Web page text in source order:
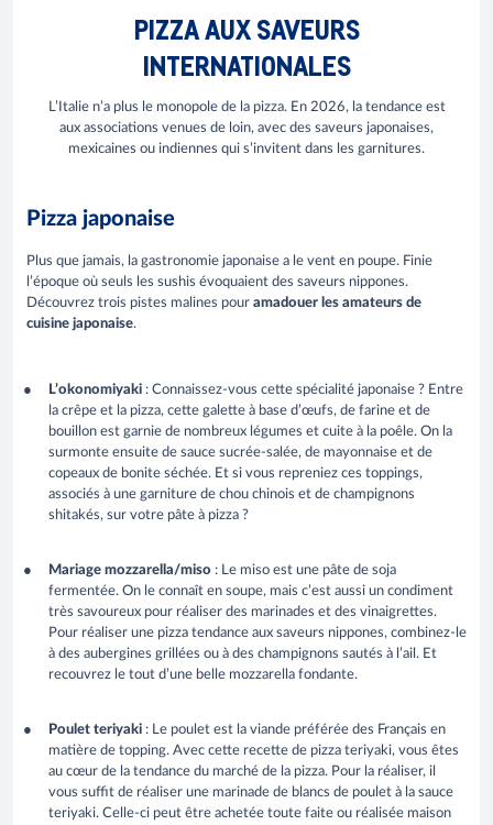
PIZZA AUX SAVEURS
INTERNATIONALES
L’Italie n’a plus le monopole de la pizza. En 2026, la tendance est
aux associations venues de loin, avec des saveurs japonaises,
mexicaines ou indiennes qui s’invitent dans les garnitures.
Pizza japonaise
Plus que jamais, la gastronomie japonaise a le vent en poupe. Finie
l’époque où seuls les sushis évoquaient des saveurs nippones.
Découvrez trois pistes malines pour amadouer les amateurs de
cuisine japonaise.
L’okonomiyaki : Connaissez-vous cette spécialité japonaise ? Entre
la crêpe et la pizza, cette galette à base d’œufs, de farine et de
bouillon est garnie de nombreux légumes et cuite à la poêle. On la
surmonte ensuite de sauce sucrée-salée, de mayonnaise et de
copeaux de bonite séchée. Et si vous repreniez ces toppings,
associés à une garniture de chou chinois et de champignons
shitakés, sur votre pâte à pizza ?
Mariage mozzarella/miso : Le miso est une pâte de soja
fermentée. On le connaît en soupe, mais c’est aussi un condiment
très savoureux pour réaliser des marinades et des vinaigrettes.
Pour réaliser une pizza tendance aux saveurs nippones, combinez-le
à des aubergines grillées ou à des champignons sautés à l’ail. Et
recouvrez le tout d’une belle mozzarella fondante.
Poulet teriyaki : Le poulet est la viande préférée des Français en
matière de topping. Avec cette recette de pizza teriyaki, vous êtes
au cœur de la tendance du marché de la pizza. Pour la réaliser, il
vous suffit de réaliser une marinade de blancs de poulet à la sauce
teriyaki. Celle-ci peut être achetée toute faite ou réalisée maison